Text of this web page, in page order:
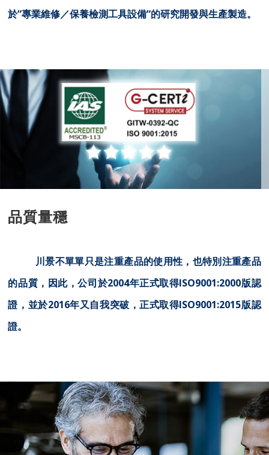
於“專業維修／保養檢測工具設備“的研究開發與生產製造。
品質量穩
川景不單單只是注重產品的使用性，也特別注重產品
的品質，因此，公司於2004年正式取得ISO9001:2000版認
證，並於2016年又自我突破，正式取得ISO9001:2015版認
證。